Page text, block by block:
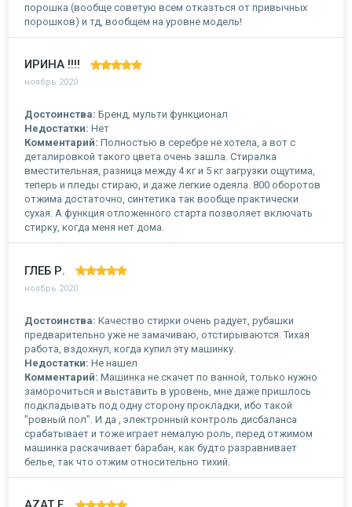
порошка (вообще советую всем отказться от привычных
порошков) и тд, вообщем на уровне модель!
ИРИНА !!!!
ноябрь 2020
Достоинства: Бренд, мульти функционал
Недостатки: Нет
Комментарий: Полностью в серебре не хотела, а вот с
деталировкой такого цвета очень зашла. Стиралка
вместительная, разница между 4 кг и 5 кг загрузки ощутима,
теперь и пледы стираю, и даже легкие одеяла. 800 оборотов
отжима достаточно, синтетика так вообще практически
сухая. А функция отложенного старта позволяет включать
стирку, когда меня нет дома.
ГЛЕБ Р.
ноябрь 2020
Достоинства: Качество стирки очень радует, рубашки
предварительно уже не замачиваю, отстирываются. Тихая
работа, вздохнул, когда купил эту машинку.
Недостатки: Не нашел
Комментарий: Машинка не скачет по ванной, только нужно
заморочиться и выставить в уровень, мне даже пришлось
подкладывать под одну сторону прокладки, ибо такой
"ровный пол". И да , электронный контроль дисбаланса
срабатывает и тоже играет немалую роль, перед отжимом
машинка раскачивает барабан, как будто разравнивает
белье, так что отжим относительно тихий.